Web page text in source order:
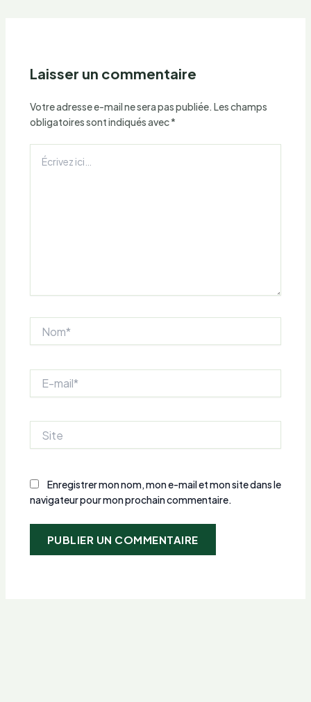
Laisser un commentaire
Votre adresse e-mail ne sera pas publiée. Les champs
obligatoires sont indiqués avec*
ici…
mail*
Enregistrer mon nom, mon e-mail et mon site dans le
navigateur pour mon prochain commentaire.